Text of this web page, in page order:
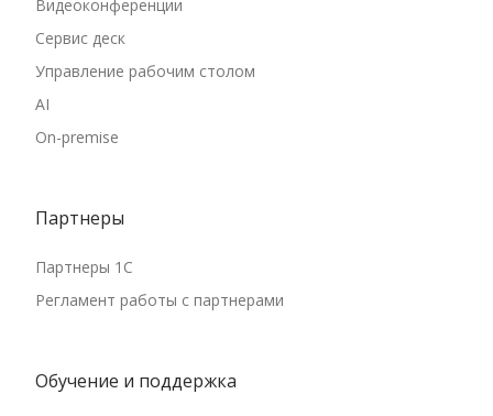
Видеоконференции
Сервис деск
Управление рабочим столом
AI
On-premise
Партнеры
Партнеры 1С
Регламент работы с партнерами
Обучение и поддержка